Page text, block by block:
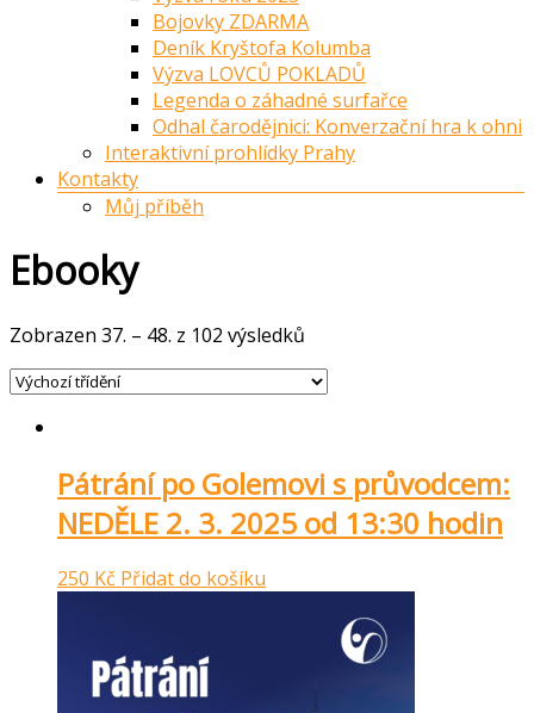
Bojovky ZDARMA
Deník Kryštofa Kolumba
Výzva LOVCŮ POKLADŮ
Legenda o záhadné surfařce
Odhal čarodějnici: Konverzační hra k ohni
Interaktivní prohlídky Prahy
Kontakty
Můj příběh
Ebooky
Zobrazen 37. – 48. z 102 výsledků
Pátrání po Golemovi s průvodcem:
NEDĚLE 2. 3. 2025 od 13:30 hodin
250 Kč Přidat do košíku